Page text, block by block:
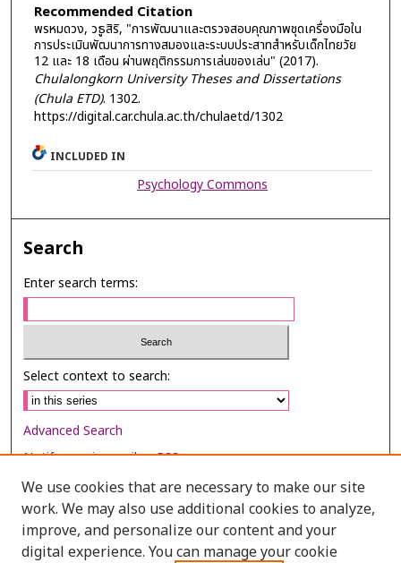
Recommended Citation
พรหมดวง, วธูสิริ, "การพัฒนาและตรวจสอบคุณภาพชุดเครื่องมือใน
การประเมินพัฒนาการทางสมองและระบบประสาทสำหรับเด็กไทยวัย
12 และ 18 เดือน ผ่านพฤติกรรมการเล่นของเล่น" (2017).
Chulalongkorn University Theses and Dissertations
(Chula ETD). 1302.
https://digital.car.chula.ac.th/chulaetd/1302
INCLUDED IN
Psychology Commons
Search
Enter search terms:
Select context to search:
Advanced Search
Notify me via email orRSS
Browse
Collections
Disciplines
We use cookies that are necessary to make our site
work. We may also use additional cookies to analyze,
improve, and personalize our content and your
digital experience. You can manage your cookie